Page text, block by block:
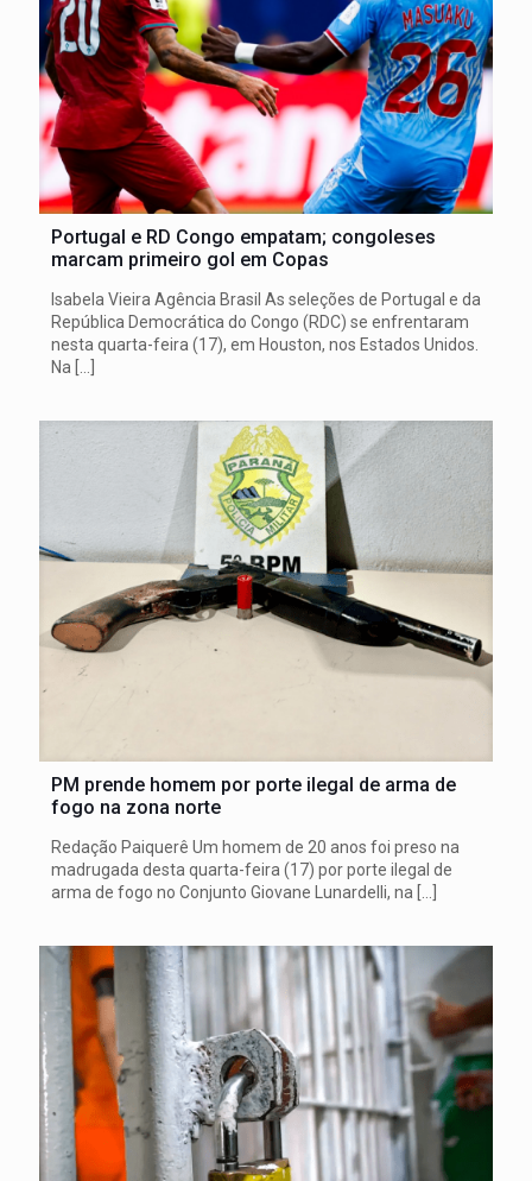
Portugal e RD Congo empatam; congoleses
marcam primeiro gol em Copas
Isabela Vieira Agência Brasil As seleções de Portugal e da
República Democrática do Congo (RDC) se enfrentaram
nesta quarta-feira (17), em Houston, nos Estados Unidos.
Na
PM prende homem por porte ilegal de arma de
fogo na zona norte
Redação Paiquerê Um homem de 20 anos foi preso na
madrugada desta quarta-feira (17) por porte ilegal de
arma de fogo no Conjunto Giovane Lunardelli, na […]